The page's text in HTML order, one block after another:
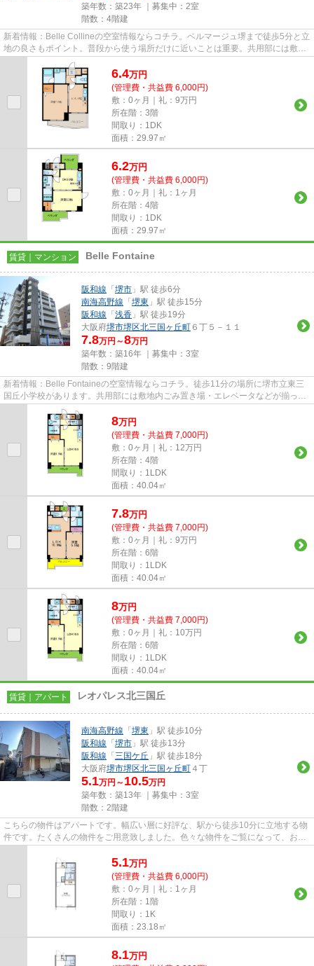
築年数：築23年 ｜募集中： 2室
階数：4階建
新着情報：Belle Collineの空室情報ならコチラ。ベルマージュ堺まで徒歩5分と立
地の良さもポイント。普段から使う場所だけに近いことは重要。共用部には敷地
内ごみ置き場・エレベータ...
6.4万円
(管理費・共益費 6,000円)
敷：0ヶ月｜礼：9万円
所在階：3階
間取り：1DK
面積：29.97㎡
6.2万円
(管理費・共益費 6,000円)
敷：0ヶ月｜礼：1ヶ月
所在階：4階
間取り：1DK
面積：29.97㎡
賃貸｜マンション Belle Fontaine
阪和線 「 堺市 」駅 徒歩6分
南海高野線 「 堺東 」駅 徒歩15分
阪和線 「 浅香 」駅 徒歩19分
大阪府堺市堺区北三国ヶ丘町 ６丁５－１１
7.8万円～8万円
築年数：築16年 ｜募集中： 3室
階数：9階建
新着情報：Belle Fontaineの空室情報ならコチラ。徒歩11分の場所に堺市立東三
国丘小学校があります。共用部には敷地内ごみ置き場・エレベータなどが揃って
おり、とても充実しています...
8万円
(管理費・共益費 7,000円)
敷：0ヶ月｜礼：12万円
所在階：4階
間取り：1LDK
面積：40.04㎡
7.8万円
(管理費・共益費 7,000円)
敷：0ヶ月｜礼：9万円
所在階：6階
間取り：1LDK
面積：40.04㎡
8万円
(管理費・共益費 7,000円)
敷：0ヶ月｜礼：10万円
所在階：6階
間取り：1LDK
面積：40.04㎡
賃貸｜アパート レオパレス北三国丘
南海高野線 「 堺東 」駅 徒歩10分
阪和線 「 堺市 」駅 徒歩13分
阪和線 「 三国ケ丘 」駅 徒歩18分
大阪府堺市堺区北三国ヶ丘町 ４丁
5.1万円～ 10.5万円
築年数：築13年 ｜募集中： 3室
階数：2階建
こちらの物件はアパートです。幅広い層に好評な、駅から徒歩10分に立地する物
件です。たくさんの物件をご用意致しました。色々な物件をご覧になって、お気
5.1万円
(管理費・共益費 6,000円)
敷：0ヶ月｜礼：1ヶ月
所在階：1階
間取り：1K
面積：23.18㎡
8.1万円